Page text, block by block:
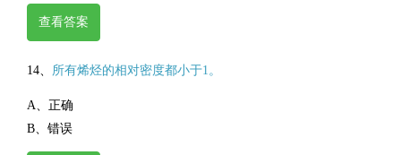
查看答案
14、 所有烯烃的相对密度都小于1。
A、正确
B、错误